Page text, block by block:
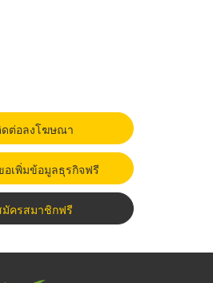
ต่อลงโฆษณา
อเพิ่มข้อมูลธุรกิจฟรี
มัครสมาชิกฟรี